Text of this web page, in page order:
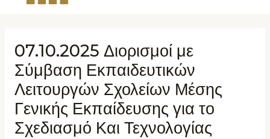
07.10.2025 Διορισμοί με
Σύμβαση Εκπαιδευτικών
Λειτουργών Σχολείων Μέσης
Γενικής Εκπαίδευσης για το
Σχεδιασμό Και Τεχνολογίας